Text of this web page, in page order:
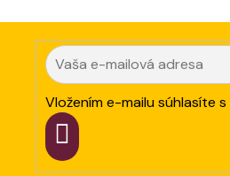
Vložením e-mailu súhlasíte s
PRIHLÁSIT